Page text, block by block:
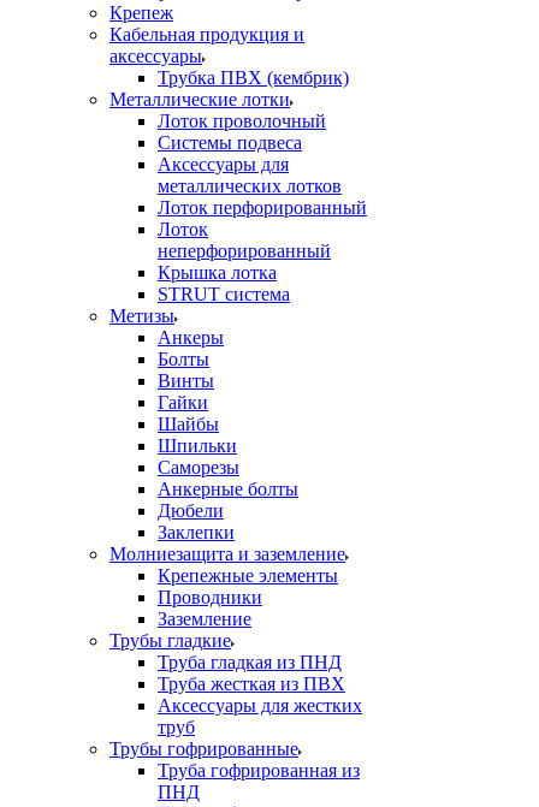
Крепеж
Кабельная продукция и
аксессуары
Трубка ПВХ (кембрик)
Металлические лотки
Лоток проволочный
Системы подвеса
Аксессуары для
металлических лотков
Лоток перфорированный
Лоток
неперфорированный
Крышка лотка
STRUT система
Метизы
Анкеры
Болты
Винты
Гайки
Шайбы
Шпильки
Саморезы
Анкерные болты
Дюбели
Заклепки
Молниезащита и заземление
Крепежные элементы
Проводники
Заземление
Трубы гладкие
Труба гладкая из ПНД
Труба жесткая из ПВХ
Аксессуары для жестких
труб
Трубы гофрированные
Труба гофрированная из
ПНД